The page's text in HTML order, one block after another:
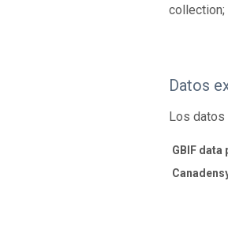
collection;
Datos
Los
GBIF data